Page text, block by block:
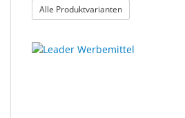
Alle Produktvarianten: Brillenketten